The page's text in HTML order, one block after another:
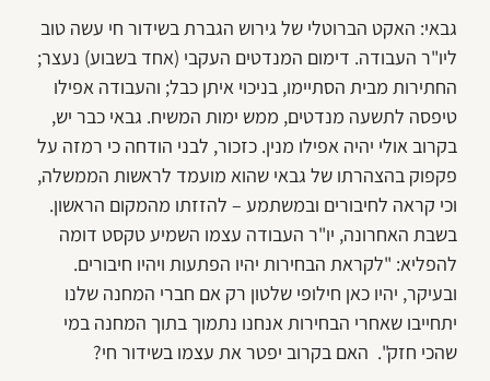
גבאי: האקט הברוטלי של גירוש הגברת בשידור חי עשה טוב
ליו"ר העבודה. דימום המנדטים העקבי (אחד בשבוע) נעצר;
החתירות מבית הסתיימו, בניכוי איתן כבל; והעבודה אפילו
טיפסה לתשעה מנדטים, ממש ימות המשיח. גבאי כבר יש,
בקרוב אולי יהיה אפילו מנין. כזכור, לבני הודחה כי רמזה על
פקפוק בהצהרתו של גבאי שהוא מועמד לראשות הממשלה,
וכי קראה לחיבורים ובמשתמע – להזזתו מהמקום הראשון.
בשבת האחרונה, יו"ר העבודה עצמו השמיע טקסט דומה
להפליא: "לקראת הבחירות יהיו הפתעות ויהיו חיבורים.
ובעיקר, יהיו כאן חילופי שלטון רק אם חברי המחנה שלנו
יתחייבו שאחרי הבחירות אנחנו נתמוך בתוך המחנה במי
שהכי חזק". האם בקרוב יפטר את עצמו בשידור חי?